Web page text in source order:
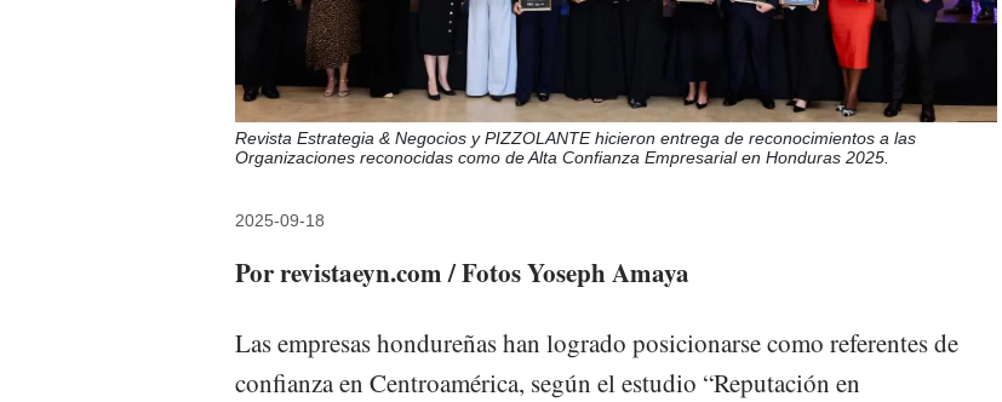
Revista Estrategia & Negocios y PIZZOLANTE hicieron entrega de reconocimientos a las
Organizaciones reconocidas como de Alta Confianza Empresarial en Honduras 2025.
2025-09-18
Por revistaeyn.com / Fotos Yoseph Amaya
Las empresas hondureñas han logrado posicionarse como referentes de
confianza en Centroamérica, según el estudio “Reputación en